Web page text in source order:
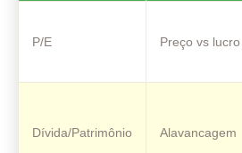
P/E Preço vs lucro
Dívida/Patrimônio Alavancagem